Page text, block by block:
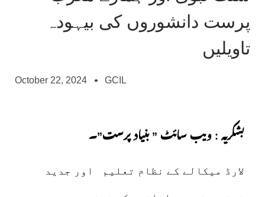
پرست دانشوروں کی بیہودہ
تاویلیں
October 22, 2024 GCIL
بشکریہ : ویب سائٹ ” بنیاد پرست”۔
لارڈ میکالے کے نظام تعلیم اور جدید